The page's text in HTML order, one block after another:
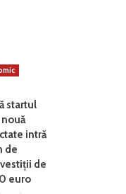
startul
intră
de
de
euro